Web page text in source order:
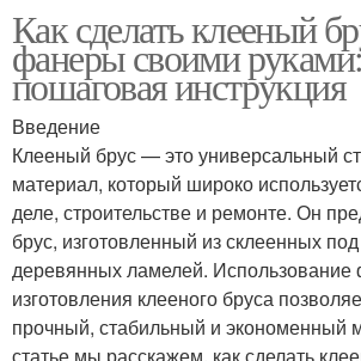
Как сделать клееный
фанеры своими
пошаговая инструкция
Введение
Клееный брус — это универсальный
материал, который широко
деле, строительстве и ремонте. Он
брус, изготовленный из склеенных
деревянных ламелей.
изготовления клееного бруса
прочный, стабильный и экономенный